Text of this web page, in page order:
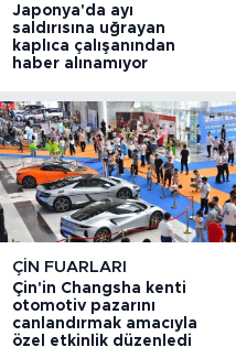
Japonya'da ayı
saldırısına uğrayan
kaplıca çalışanından
haber alınamıyor
ÇIN FUARLARI
Çin'in Changsha kenti
otomotiv pazarını
canlandırmak amacıyla
özel etkinlik düzenledi